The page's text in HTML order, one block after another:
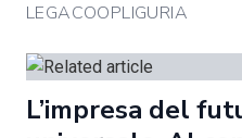
LEGACOOPLIGURIA
L’impresa del